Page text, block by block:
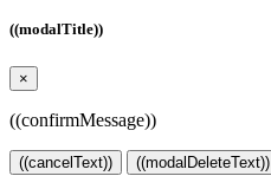
((modalTitle))
×
((confirmMessage))
((cancelText)) ((modalDeleteText))